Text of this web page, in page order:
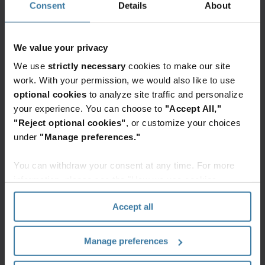
Consent Details About
We value your privacy
We use strictly necessary cookies to make our site
work. With your permission, we would also like to use
optional cookies to analyze site traffic and personalize
your experience. You can choose to "Accept All,"
"Reject optional cookies", or customize your choices
under "Manage preferences."
You can withdraw your consent at any time. For more
section" of ourPrivacy Policy.
Accept all
Manage preferences
Um die Investition in die vollständige
Umstrukturierung der Abteilung sinnvoll zu
machen, musste die Organisation sicherstellen,
dass sie die neue Plattform an die besonderen
Anforderungen und Arbeitsweisen der
verschiedenen HR-Teams anpassen konnte. Die
SaaS- Plattform („Software as a Service“), die
alle diese Anforderungen erfüllen konnte, war die
Eine völlig neue
Arbeitsweise
Die Auswahl einer neuen Lösung ist nur die halbe